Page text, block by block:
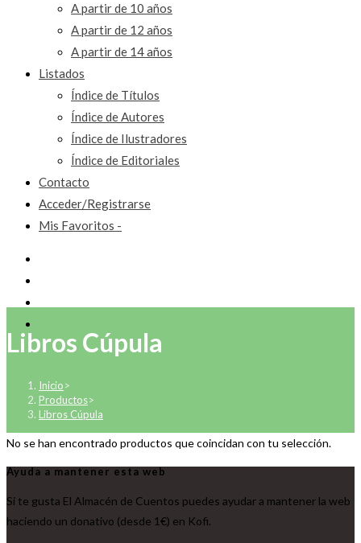
A partir de 10 años
A partir de 12 años
A partir de 14 años
Listados
Índice de Títulos
Índice de Autores
Índice de Ilustradores
Índice de Editoriales
Contacto
Acceder/Registrarse
Mis Favoritos -
Libros Cúpula
Inicio>
Productos>
Libros Cúpula
No se han encontrado productos que coincidan con tu selección.
Ayuda a mantener esta web
Si te gusta El Almacén de Cuentos puedes ayudar a mantener la web
haciendo un donativo (desde 1€) en Kofi.